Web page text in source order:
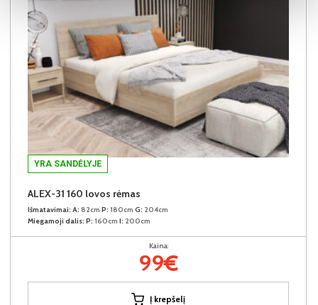
YRA SANDĖLYJE
ALEX-31 160 lovos rėmas
Išmatavimai: A: 82cm P: 180cm G: 204cm
Miegamoji dalis: P: 160cm I: 200cm
Kaina:
99€
Į krepšelį